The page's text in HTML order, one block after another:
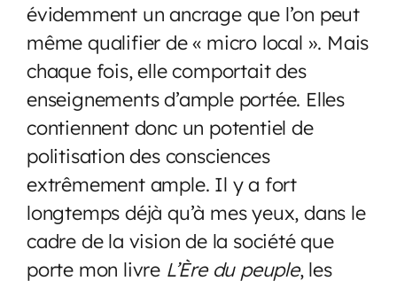
évidemment un ancrage que l’on peut
même qualifier de « micro local ». Mais
chaque fois, elle comportait des
enseignements d’ample portée. Elles
contiennent donc un potentiel de
politisation des consciences
extrêmement ample. Il y a fort
longtemps déjà qu’à mes yeux, dans le
cadre de la vision de la société que
porte mon livre L’Ère du peuple, les